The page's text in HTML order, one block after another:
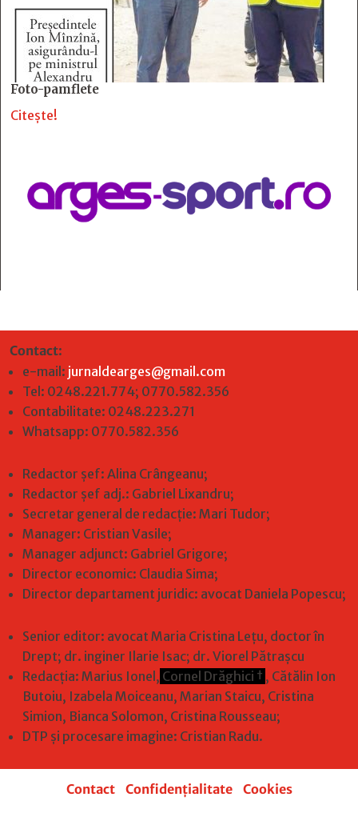
Foto-pamflete
Citește!
Contact:
e-mail: jurnaldearges@gmail.com
Tel: 0248.221.774; 0770.582.356
Contabilitate: 0248.223.271
Whatsapp: 0770.582.356
Redactor șef: Alina Crângeanu;
Redactor șef adj.: Gabriel Lixandru;
Secretar general de redacție: Mari Tudor;
Manager: Cristian Vasile;
Manager adjunct: Gabriel Grigore;
Director economic: Claudia Sima;
Director departament juridic: avocat Daniela Popescu;
Senior editor: avocat Maria Cristina Leţu, doctor în
Drept; dr. inginer Ilarie Isac; dr. Viorel Pătrașcu
Redacţia: Marius Ionel, Cornel Drăghici † , Cătălin Ion
Butoiu, Izabela Moiceanu, Marian Staicu, Cristina
Simion, Bianca Solomon, Cristina Rousseau;
DTP și procesare imagine: Cristian Radu.
Contact| Confidențialitate| Cookies